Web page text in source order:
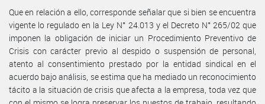
Que en relación a ello, corresponde señalar que si bien se encuentra
vigente lo regulado en la Ley N° 24.013 y el Decreto N° 265/02 que
imponen la obligación de iniciar un Procedimiento Preventivo de
Crisis con carácter previo al despido o suspensión de personal,
atento al consentimiento prestado por la entidad sindical en el
acuerdo bajo análisis, se estima que ha mediado un reconocimiento
tácito a la situación de crisis que afecta a la empresa, toda vez que